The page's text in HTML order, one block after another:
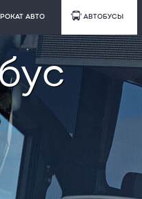
АВТО АВТОБУСЫ